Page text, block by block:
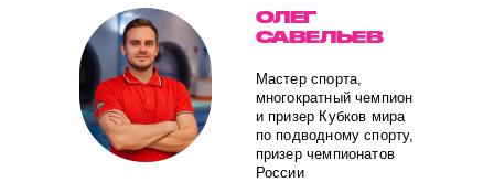
ОЛЕГ
САВЕЛЬЕВ
Мастер спорта,
многократный чемпион
и призер Кубков мира
по подводному спорту,
призер чемпионатов
России